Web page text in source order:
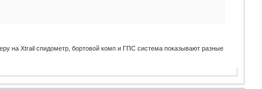
на Xtrail спидометр, бортовой комп и ГПС система показывают разные